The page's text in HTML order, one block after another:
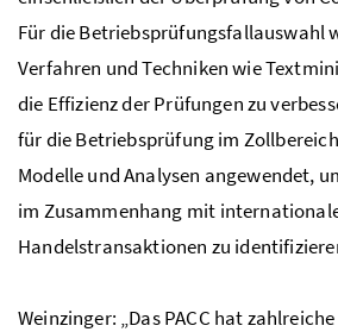
Für die Betriebsprüfungsfallauswahl
Verfahren und Techniken wie
die Effizienz der Prüfungen zu
für die Betriebsprüfung im
Modelle und Analysen angewendet,
im Zusammenhang mit
Handelstransaktionen zu
Weinzinger: „Das PACC hat